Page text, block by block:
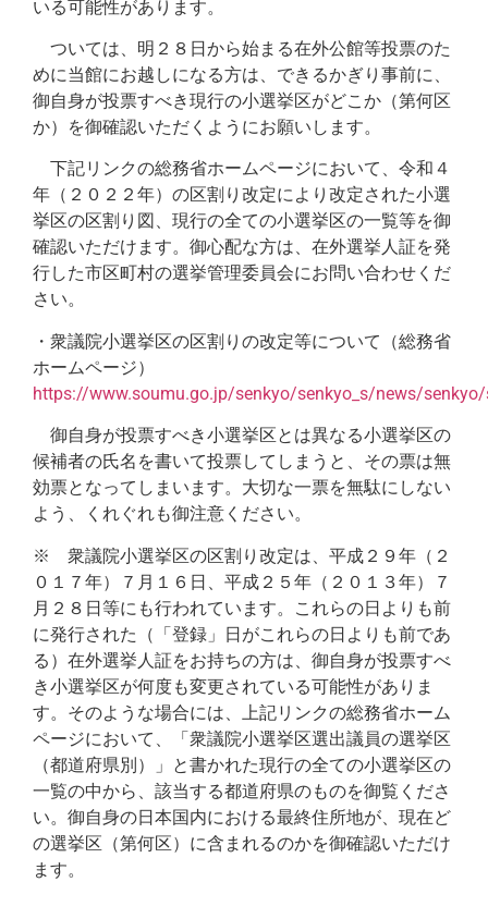
いる可能性があります。
ついては、明２８日から始まる在外公館等投票のた
めに当館にお越しになる方は、できるかぎり事前に、
御自身が投票すべき現行の小選挙区がどこか（第何区
か）を御確認いただくようにお願いします。
下記リンクの総務省ホームページにおいて、令和４
年（２０２２年）の区割り改定により改定された小選
挙区の区割り図、現行の全ての小選挙区の一覧等を御
確認いただけます。御心配な方は、在外選挙人証を発
行した市区町村の選挙管理委員会にお問い合わせくだ
さい。
・衆議院小選挙区の区割りの改定等について（総務省
ホームページ）
https://www.soumu.go.jp/senkyo/senkyo_s/news/
御自身が投票すべき小選挙区とは異なる小選挙区の
候補者の氏名を書いて投票してしまうと、その票は無
効票となってしまいます。大切な一票を無駄にしない
よう、くれぐれも御注意ください。
※ 衆議院小選挙区の区割り改定は、平成２９年（２
０１７年）７月１６日、平成２５年（２０１３年）７
月２８日等にも行われています。これらの日よりも前
に発行された（「登録」日がこれらの日よりも前であ
る）在外選挙人証をお持ちの方は、御自身が投票すべ
き小選挙区が何度も変更されている可能性がありま
す。そのような場合には、上記リンクの総務省ホーム
ページにおいて、「衆議院小選挙区選出議員の選挙区
（都道府県別）」と書かれた現行の全ての小選挙区の
一覧の中から、該当する都道府県のものを御覧くださ
い。御自身の日本国内における最終住所地が、現在ど
の選挙区（第何区）に含まれるのかを御確認いただけ
ます。